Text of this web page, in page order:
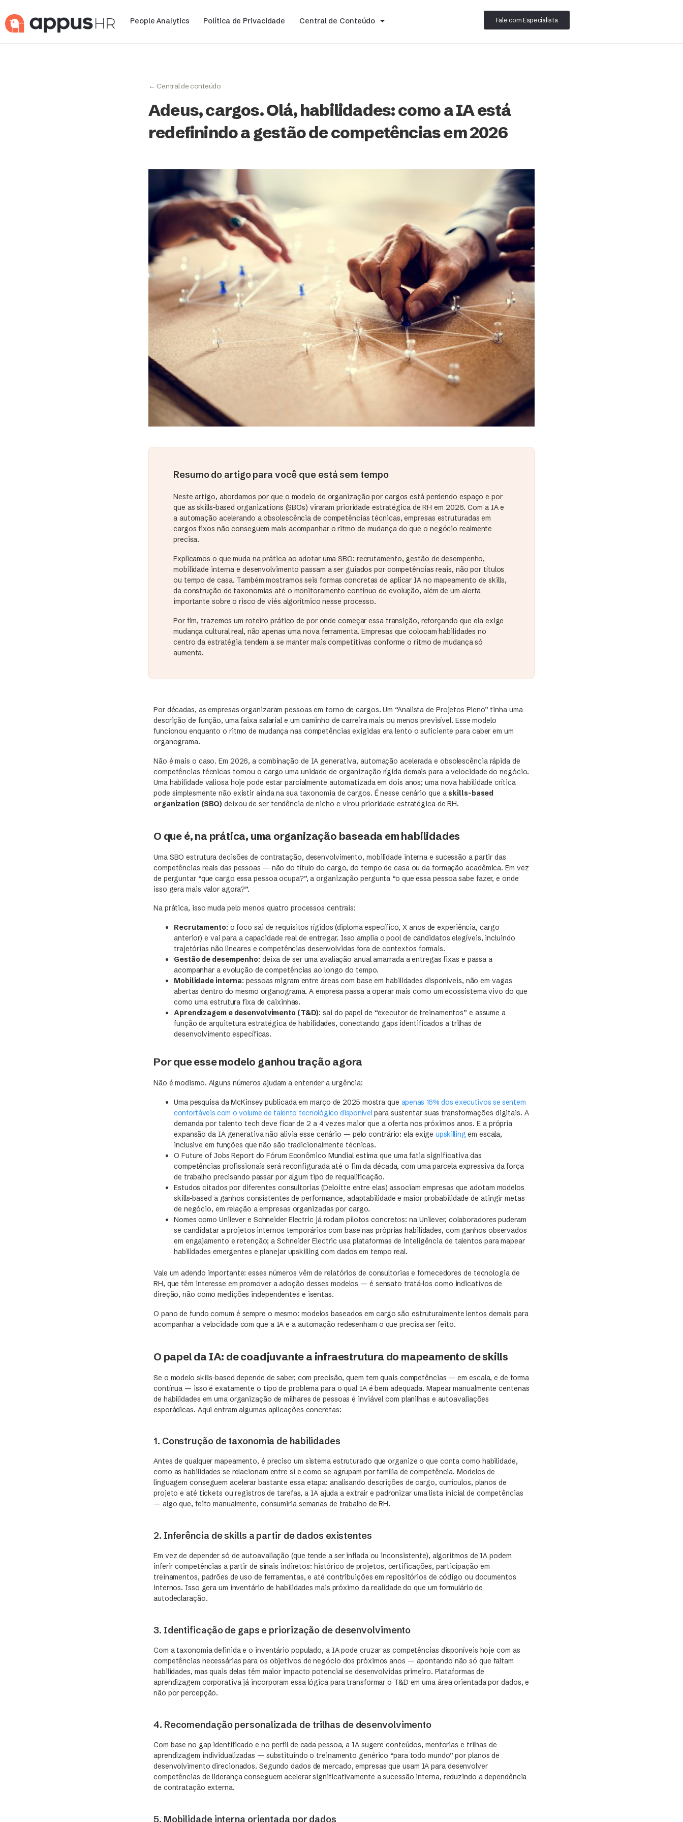
People Analytics Política de Privacidade Central de Conteúdo Fale com Especialista
← Central de conteúdo
Adeus, cargos. Olá, habilidades: como a IA está
redefinindo a gestão de competências em 2026
Resumo do artigo para você que está sem tempo
Neste artigo, abordamos por que o modelo de organização por cargos está perdendo espaço e por
que as skills-based organizations (SBOs) viraram prioridade estratégica de RH em 2026. Com a IA e
a automação acelerando a obsolescência de competências técnicas, empresas estruturadas em
cargos fixos não conseguem mais acompanhar o ritmo de mudança do que o negócio realmente
precisa.
Explicamos o que muda na prática ao adotar uma SBO: recrutamento, gestão de desempenho,
mobilidade interna e desenvolvimento passam a ser guiados por competências reais, não por títulos
ou tempo de casa. Também mostramos seis formas concretas de aplicar IA no mapeamento de skills,
da construção de taxonomias até o monitoramento contínuo de evolução, além de um alerta
importante sobre o risco de viés algorítmico nesse processo.
Por fim, trazemos um roteiro prático de por onde começar essa transição, reforçando que ela exige
mudança cultural real, não apenas uma nova ferramenta. Empresas que colocam habilidades no
centro da estratégia tendem a se manter mais competitivas conforme o ritmo de mudança só
aumenta.
Por décadas, as empresas organizaram pessoas em torno de cargos. Um “Analista de Projetos Pleno” tinha uma
descrição de função, uma faixa salarial e um caminho de carreira mais ou menos previsível. Esse modelo
funcionou enquanto o ritmo de mudança nas competências exigidas era lento o suficiente para caber em um
organograma.
Não é mais o caso. Em 2026, a combinação de IA generativa, automação acelerada e obsolescência rápida de
competências técnicas tornou o cargo uma unidade de organização rígida demais para a velocidade do negócio.
Uma habilidade valiosa hoje pode estar parcialmente automatizada em dois anos; uma nova habilidade crítica
pode simplesmente não existir ainda na sua taxonomia de cargos. É nesse cenário que askills-based
organization (SBO) deixou de ser tendência de nicho e virou prioridade estratégica de RH.
O que é, na prática, uma organização baseada em habilidades
Uma SBO estrutura decisões de contratação, desenvolvimento, mobilidade interna e sucessão a partir das
competências reais das pessoas — não do título do cargo, do tempo de casa ou da formação acadêmica. Em vez
de perguntar “que cargo essa pessoa ocupa?”, a organização pergunta “o que essa pessoa sabe fazer, e onde
isso gera mais valor agora?”.
Na prática, isso muda pelo menos quatro processos centrais:
Recrutamento: o foco sai de requisitos rígidos (diploma específico, X anos de experiência, cargo
anterior) e vai para a capacidade real de entregar. Isso amplia o pool de candidatos elegíveis, incluindo
trajetórias não lineares e competências desenvolvidas fora de contextos formais.
Gestão de desempenho: deixa de ser uma avaliação anual amarrada a entregas fixas e passa a
acompanhar a evolução de competências ao longo do tempo.
Mobilidade interna: pessoas migram entre áreas com base em habilidades disponíveis, não em vagas
abertas dentro do mesmo organograma. A empresa passa a operar mais como um ecossistema vivo do que
como uma estrutura fixa de caixinhas.
Aprendizagem e desenvolvimento (T&D): sai do papel de “executor de treinamentos” e assume a
função de arquitetura estratégica de habilidades, conectando gaps identificados a trilhas de
desenvolvimento específicas.
Por que esse modelo ganhou tração agora
Não é modismo. Alguns números ajudam a entender a urgência:
Uma pesquisa da McKinsey publicada em março de 2025 mostra que apenas 16% dos executivos se sentem
confortáveis com o volume de talento tecnológico disponívelpara sustentar suas transformações digitais. A
demanda por talento tech deve ficar de 2 a 4 vezes maior que a oferta nos próximos anos. E a própria
expansão da IA generativa não alivia esse cenário — pelo contrário: ela exigeupskilling em escala,
inclusive em funções que não são tradicionalmente técnicas.
O Future of Jobs Report do Fórum Econômico Mundial estima que uma fatia significativa das
competências profissionais será reconfigurada até o fim da década, com uma parcela expressiva da força
de trabalho precisando passar por algum tipo de requalificação.
Estudos citados por diferentes consultorias (Deloitte entre elas) associam empresas que adotam modelos
skills-based a ganhos consistentes de performance, adaptabilidade e maior probabilidade de atingir metas
de negócio, em relação a empresas organizadas por cargo.
Nomes como Unilever e Schneider Electric já rodam pilotos concretos: na Unilever, colaboradores puderam
se candidatar a projetos internos temporários com base nas próprias habilidades, com ganhos observados
em engajamento e retenção; a Schneider Electric usa plataformas de inteligência de talentos para mapear
habilidades emergentes e planejar upskilling com dados em tempo real.
Vale um adendo importante: esses números vêm de relatórios de consultorias e fornecedores de tecnologia de
RH, que têm interesse em promover a adoção desses modelos — é sensato tratá-los como indicativos de
direção, não como medições independentes e isentas.
O pano de fundo comum é sempre o mesmo: modelos baseados em cargo são estruturalmente lentos demais para
acompanhar a velocidade com que a IA e a automação redesenham o que precisa ser feito.
O papel da IA: de coadjuvante a infraestrutura do mapeamento de skills
Se o modelo skills-based depende de saber, com precisão, quem tem quais competências — em escala, e de forma
contínua — isso é exatamente o tipo de problema para o qual IA é bem adequada. Mapear manualmente centenas
de habilidades em uma organização de milhares de pessoas é inviável com planilhas e autoavaliações
esporádicas. Aqui entram algumas aplicações concretas:
1. Construção de taxonomia de habilidades
Antes de qualquer mapeamento, é preciso um sistema estruturado que organize o que conta como habilidade,
como as habilidades se relacionam entre si e como se agrupam por família de competência. Modelos de
linguagem conseguem acelerar bastante essa etapa: analisando descrições de cargo, currículos, planos de
projeto e até tickets ou registros de tarefas, a IA ajuda a extrair e padronizar uma lista inicial de competências
— algo que, feito manualmente, consumiria semanas de trabalho de RH.
2. Inferência de skills a partir de dados existentes
Em vez de depender só de autoavaliação (que tende a ser inflada ou inconsistente), algoritmos de IA podem
inferir competências a partir de sinais indiretos: histórico de projetos, certificações, participação em
treinamentos, padrões de uso de ferramentas, e até contribuições em repositórios de código ou documentos
internos. Isso gera um inventário de habilidades mais próximo da realidade do que um formulário de
autodeclaração.
3. Identificação de gaps e priorização de desenvolvimento
Com a taxonomia definida e o inventário populado, a IA pode cruzar as competências disponíveis hoje com as
competências necessárias para os objetivos de negócio dos próximos anos — apontando não só que faltam
habilidades, mas quais delas têm maior impacto potencial se desenvolvidas primeiro. Plataformas de
aprendizagem corporativa já incorporam essa lógica para transformar o T&D em uma área orientada por dados, e
não por percepção.
4. Recomendação personalizada de trilhas de desenvolvimento
Com base no gap identificado e no perfil de cada pessoa, a IA sugere conteúdos, mentorias e trilhas de
aprendizagem individualizadas — substituindo o treinamento genérico “para todo mundo” por planos de
desenvolvimento direcionados. Segundo dados de mercado, empresas que usam IA para desenvolver
competências de liderança conseguem acelerar significativamente a sucessão interna, reduzindo a dependência
de contratação externa.
5. Mobilidade interna orientada por dados